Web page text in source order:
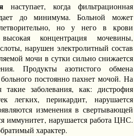
наступает, когда фильтрационная
до минимума. Больной может
но у него в крови
концентрация мочевины,
нарушен электролитный состав
мочи в сутки сильно снижается
Продукты азотистого обмена
постоянно пахнет мочой. На
заболевания, как: дистрофия
легких, перикардит, нарушается
изменения в свертывающей
иммунитет, нарушается работа ЦНС.
характер.